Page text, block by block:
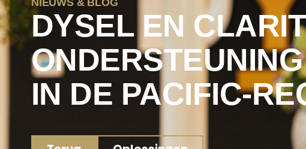
NIEUWS & BLOG
DYSEL EN
IN DE PACIFIC-